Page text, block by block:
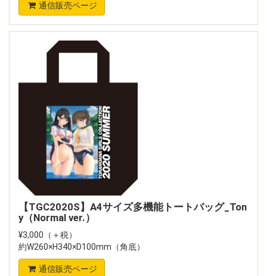
通信販売ページ
【TGC2020S】A4サイズ多機能トートバッグ_Ton
y（Normal ver.）
¥3,000（＋税）
約W260×H340×D100mm（角底）
通信販売ページ